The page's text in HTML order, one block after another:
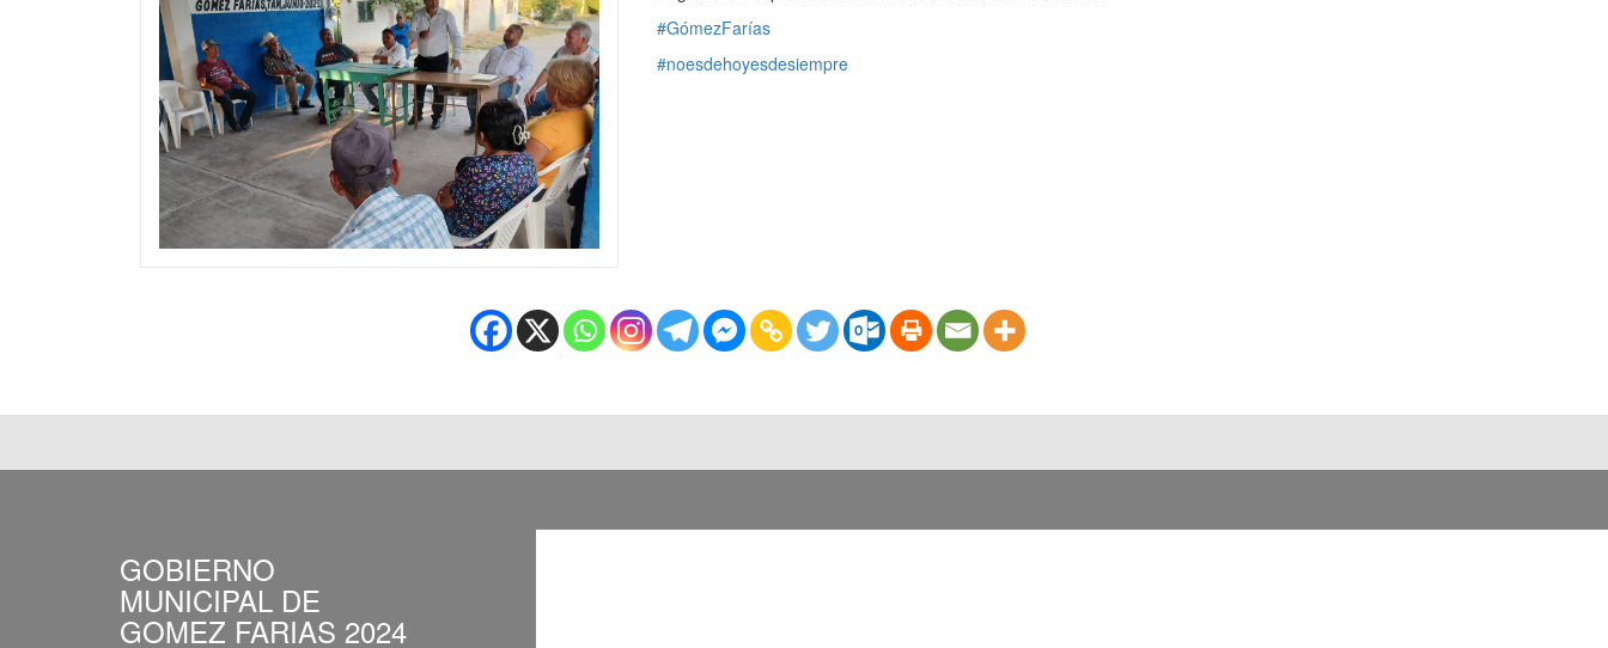
#GómezFarías
#noesdehoyesdesiempre
GOBIERNO
MUNICIPAL DE
GOMEZ FARIAS 2024